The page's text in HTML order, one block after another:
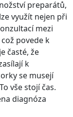
preparátů,
využít nejen při
mezi
povede k
časté, že
k
se musejí
vše stojí čas.
diagnóza